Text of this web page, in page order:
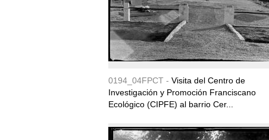
0194_04FPCT - Visita del Centro de
Investigación y Promoción Franciscano
Ecológico (CIPFE) al barrio Cer...